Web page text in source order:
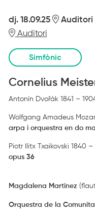
dj. 18.09.25
Auditori
Auditori
Simfònic
Cornelius
Antonín Dvořák 1841 –
Wolfgang Amadeus Mozart
arpa i orquestra en do
Piotr Ilitx Txaikovski 1840 –
opus 36
Magdalena Martínez
Orquestra de la